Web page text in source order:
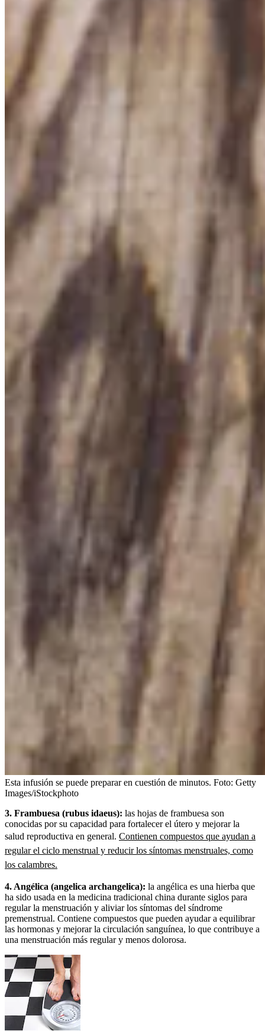
Esta infusión se puede preparar en cuestión de minutos. Foto: Getty
Images/iStockphoto
3. Frambuesa (rubus idaeus): las hojas de frambuesa son
conocidas por su capacidad para fortalecer el útero y mejorar la
salud reproductiva en general. Contienen compuestos que ayudan a
regular el ciclo menstrual y reducir los síntomas menstruales, como
los calambres.
4. Angélica (angelica archangelica): la angélica es una hierba que
ha sido usada en la medicina tradicional china durante siglos para
regular la menstruación y aliviar los síntomas del síndrome
premenstrual. Contiene compuestos que pueden ayudar a equilibrar
las hormonas y mejorar la circulación sanguínea, lo que contribuye a
una menstruación más regular y menos dolorosa.